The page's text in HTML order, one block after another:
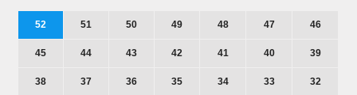
52 51 50 49 48 47 46
45 44 43 42 41 40 39
38 37 36 35 34 33 32